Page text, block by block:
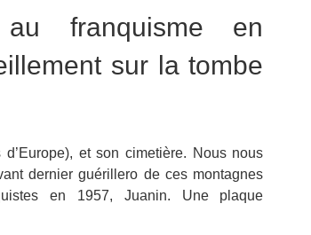
franquisme en
sur la tombe
et son cimetière. Nous nous
dernier guérillero de ces montagnes
en 1957, Juanin. Une plaque